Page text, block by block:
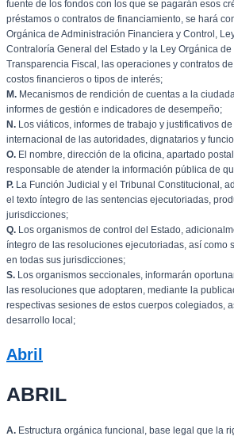
fuente de los fondos con los que se pagarán esos
préstamos o contratos de financiamiento, se hará
Orgánica de Administración Financiera y Control,
Contraloría General del Estado y la Ley Orgánica
Transparencia Fiscal, las operaciones y contratos
costos financieros o tipos de interés;
M. Mecanismos de rendición de cuentas a la
informes de gestión e indicadores de desempeño;
N. Los viáticos, informes de trabajo y justificativos
internacional de las autoridades, dignatarios y
O. El nombre, dirección de la oficina, apartado
responsable de atender la información pública de
P. La Función Judicial y el Tribunal Constitucional,
el texto íntegro de las sentencias ejecutoriadas,
jurisdicciones;
Q. Los organismos de control del Estado,
íntegro de las resoluciones ejecutoriadas, así como
en todas sus jurisdicciones;
S. Los organismos seccionales, informarán
las resoluciones que adoptaren, mediante la
respectivas sesiones de estos cuerpos colegiados,
desarrollo local;
Abril
ABRIL
A. Estructura orgánica funcional, base legal que la